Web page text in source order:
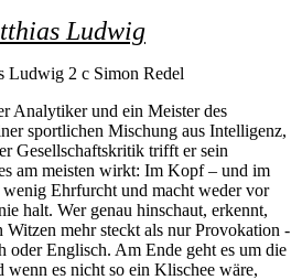
Ludwig
Analytiker und ein Meister des
sportlichen Mischung aus Intelligenz,
Gesellschaftskritik trifft er sein
am meisten wirkt: Im Kopf – und im
Ehrfurcht und macht weder vor
halt. Wer genau hinschaut, erkennt,
Witzen mehr steckt als nur Provokation -
oder Englisch. Am Ende geht es um die
wenn es nicht so ein Klischee wäre,